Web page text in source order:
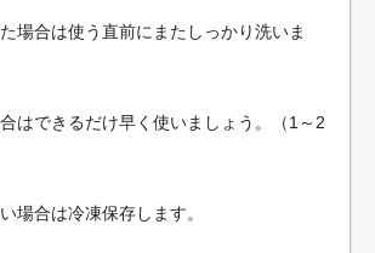
場合は使う直前にまたしっかり洗いま
はできるだけ早く使いましょう。（1～2
場合は冷凍保存します。